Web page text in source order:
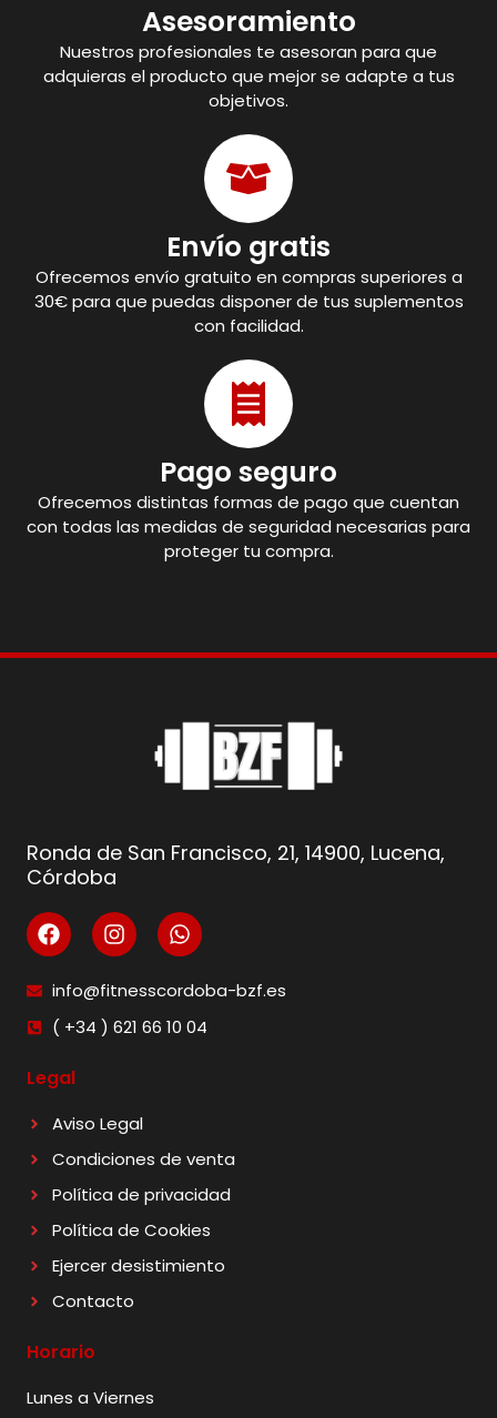
Asesoramiento
Nuestros profesionales te asesoran para que
adquieras el producto que mejor se adapte a tus
objetivos.
Envío gratis
Ofrecemos envío gratuito en compras superiores a
30€ para que puedas disponer de tus suplementos
con facilidad.
Pago seguro
Ofrecemos distintas formas de pago que cuentan
con todas las medidas de seguridad necesarias para
proteger tu compra.
Ronda de San Francisco, 21, 14900, Lucena,
Córdoba
info@fitnesscordoba-bzf.es
( +34 ) 621 66 10 04
Legal
Aviso Legal
Condiciones de venta
Política de privacidad
Política de Cookies
Ejercer desistimiento
Contacto
Horario
Lunes a Viernes